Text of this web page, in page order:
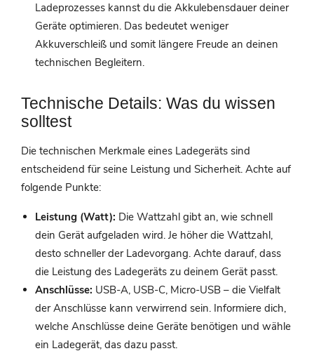
Ladeprozesses kannst du die Akkulebensdauer deiner
Geräte optimieren. Das bedeutet weniger
Akkuverschleiß und somit längere Freude an deinen
technischen Begleitern.
Technische Details: Was du wissen
solltest
Die technischen Merkmale eines Ladegeräts sind
entscheidend für seine Leistung und Sicherheit. Achte auf
folgende Punkte:
Leistung (Watt): Die Wattzahl gibt an, wie schnell
dein Gerät aufgeladen wird. Je höher die Wattzahl,
desto schneller der Ladevorgang. Achte darauf, dass
die Leistung des Ladegeräts zu deinem Gerät passt.
Anschlüsse: USB-A, USB-C, Micro-USB – die Vielfalt
der Anschlüsse kann verwirrend sein. Informiere dich,
welche Anschlüsse deine Geräte benötigen und wähle
ein Ladegerät, das dazu passt.